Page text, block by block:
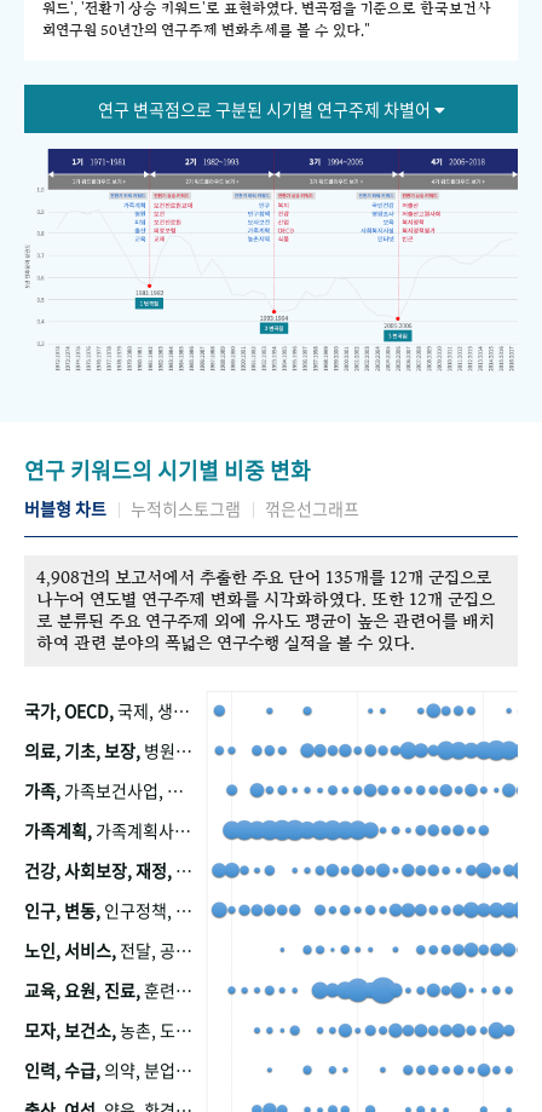
워드', '전환기 상승 키워드'로 표현하였다. 변곡점을 기준으로 한국보건사
회연구원 50년간의 연구주제 변화추세를 볼 수 있다."
연구 변곡점으로 구분된 시기별 연구주제 차별어
연구 키워드의 시기별 비중 변화
버블형 차트 누적히스토그램 꺾은선그래프
4,908건의 보고서에서 추출한 주요 단어 135개를 12개 군집으로
나누어 연도별 연구주제 변화를 시각화하였다. 또한 12개 군집으
로 분류된 주요 연구주제 외에 유사도 평균이 높은 관련어를 배치
하여 관련 분야의 폭넓은 연구수행 실적을 볼 수 있다.
국가, OECD,국제, 생산, 아시아, 태평양, 태평양지역, 참가
의료, 기초, 보장, 병원, 가정, 연금, 연계, 공적, 일본, 생활, 국민기초생활보장제도, 국민연금, 기금, 저소득층, 근로, 자활, 급여, 환자, 의료비, 모니터링, 한국복지패널, 소득, 지표, 빈곤, 노후, 장애인
가족, 가족보건사업, 산업, 친화, 전국, 출산력
가족계획, 가족계획사업, 가족계획사업평가, 한국가족계획사업, 피임, 보급, 부인, 자궁, 피임약
건강, 사회보장, 재정,
인구, 변동, 인구정책, 저출산, 고령사회, 고령화, 이동, 남북한, 지방자치단체, 컨설팅, 복지정책평가, 집, 사회개발
노인, 서비스, 전달, 공공, 보육, 수요, 공급, 사회서비스, 데이터, 보호, 요양, 아동, 예방, 청소년, 효율, 자원
교육, 요원, 진료,훈련, 보건요원, 마을, 마을건강사업, 보조원, 진료원, 보건진료원, 보건진료원교재
모자, 보건소,농촌, 도시, 금연, 농촌지역, 모자보건사업
인력, 수급,의약, 분업, 식품, 의약품, 의사, 안전